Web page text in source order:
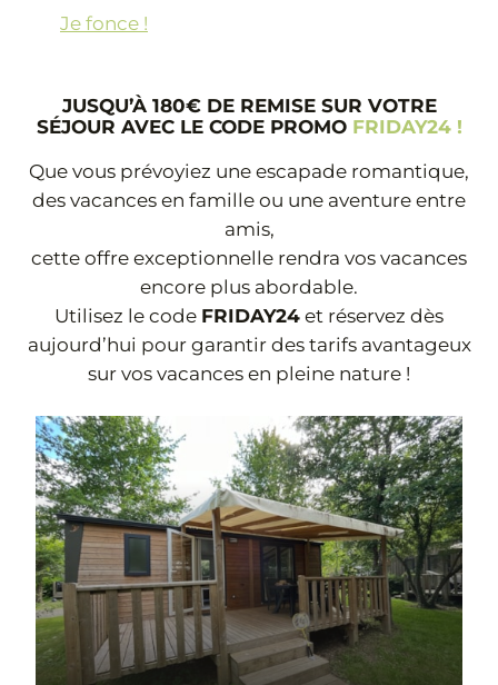
Je fonce !
JUSQU’À 180€ DE REMISE SUR VOTRE
SÉJOUR AVEC LE CODE PROMO FRIDAY24 !
Que vous prévoyiez une escapade romantique,
des vacances en famille ou une aventure entre
amis,
cette offre exceptionnelle rendra vos vacances
encore plus abordable.
Utilisez le code FRIDAY24 et réservez dès
aujourd’hui pour garantir des tarifs avantageux
sur vos vacances en pleine nature !